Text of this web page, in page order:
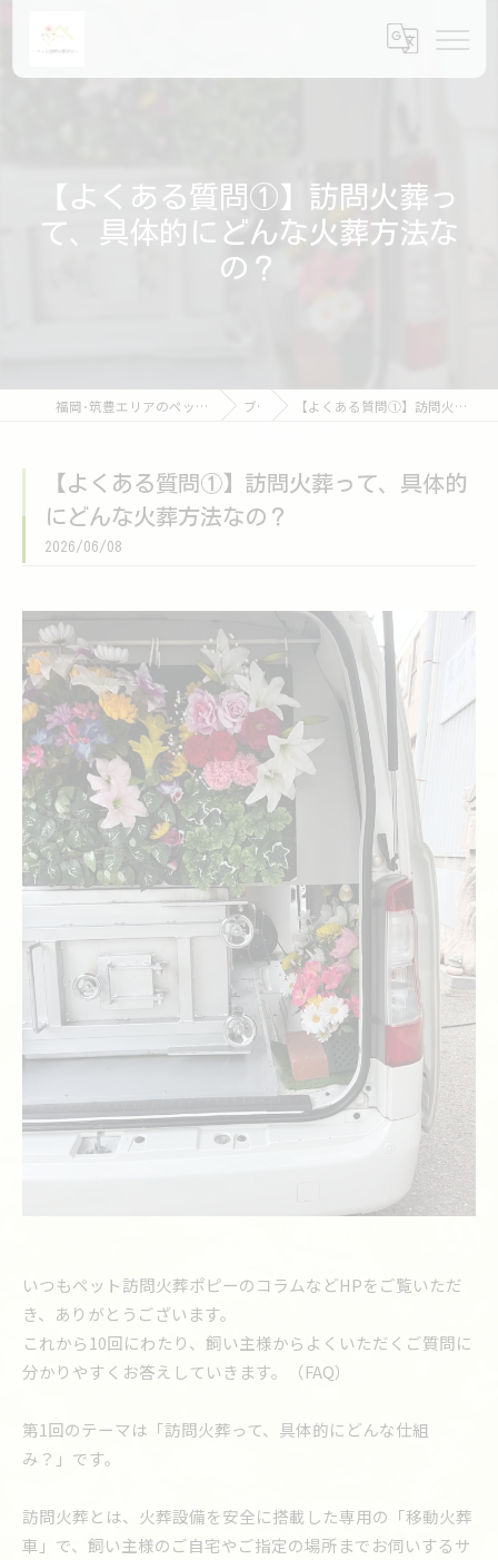
【よくある質問①】訪問火葬っ
て、具体的にどんな火葬方法な
の？
福岡･筑豊エリアのペット火葬ならペット訪問火葬ポピー ブログ 【よくある質問①】訪問火葬って、具体的にどんな火葬方法なの？
【よくある質問①】訪問火葬って、具体的
にどんな火葬方法なの？
2026/06/08
いつもペット訪問火葬ポピーのコラムなどHPをご覧いただ
き、ありがとうございます。
これから10回にわたり、飼い主様からよくいただくご質問に
分かりやすくお答えしていきます。（FAQ）
第1回のテーマは「訪問火葬って、具体的にどんな仕組
み？」です。
訪問火葬とは、火葬設備を安全に搭載した専用の「移動火葬
車」で、飼い主様のご自宅やご指定の場所までお伺いするサ